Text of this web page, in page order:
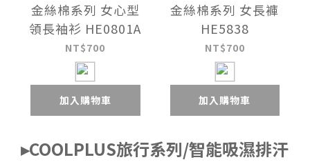
金絲棉系列 女心型
領長袖衫 HE0801A
NT$700
加入購物車
金絲棉系列 女長褲
HE5838
NT$700
加入購物車
▸COOLPLUS旅行系列/智能吸濕排汗